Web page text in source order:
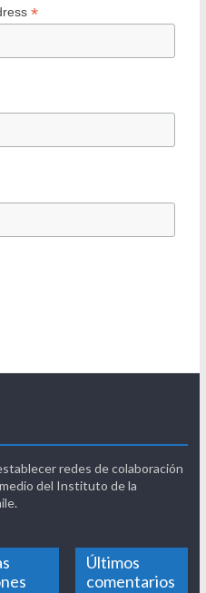
*
redes de colaboración
del Instituto de la
Últimos
comentarios